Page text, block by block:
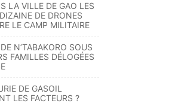
LA VILLE DE GAO LES
DE DRONES
LE CAMP MILITAIRE
N’TABAKORO SOUS
FAMILLES DÉLOGÉES
DE GASOIL
LES FACTEURS ?